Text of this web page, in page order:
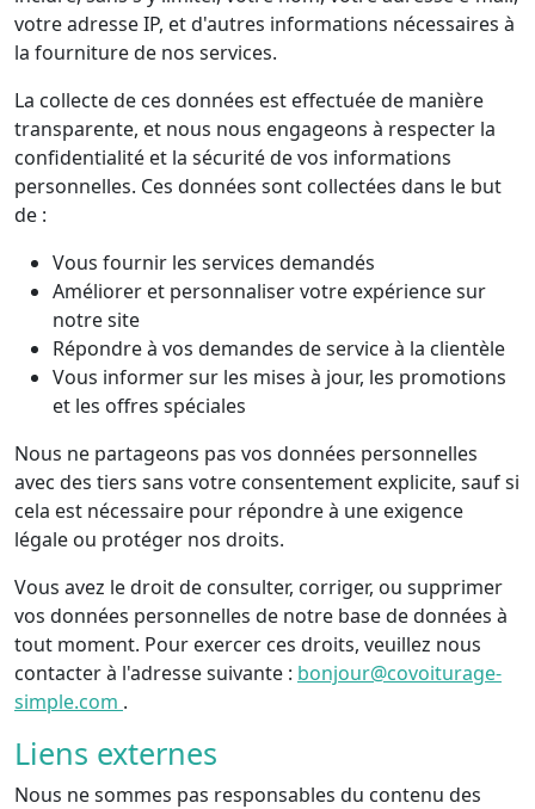
votre adresse IP, et d'autres informations nécessaires à
la fourniture de nos services.
La collecte de ces données est effectuée de manière
transparente, et nous nous engageons à respecter la
confidentialité et la sécurité de vos informations
personnelles. Ces données sont collectées dans le but
de :
Vous fournir les services demandés
Améliorer et personnaliser votre expérience sur
notre site
Répondre à vos demandes de service à la clientèle
Vous informer sur les mises à jour, les promotions
et les offres spéciales
Nous ne partageons pas vos données personnelles
avec des tiers sans votre consentement explicite, sauf si
cela est nécessaire pour répondre à une exigence
légale ou protéger nos droits.
Vous avez le droit de consulter, corriger, ou supprimer
vos données personnelles de notre base de données à
tout moment. Pour exercer ces droits, veuillez nous
contacter à l'adresse suivante : bonjour@covoiturage-
simple.com .
Liens externes
Nous ne sommes pas responsables du contenu des